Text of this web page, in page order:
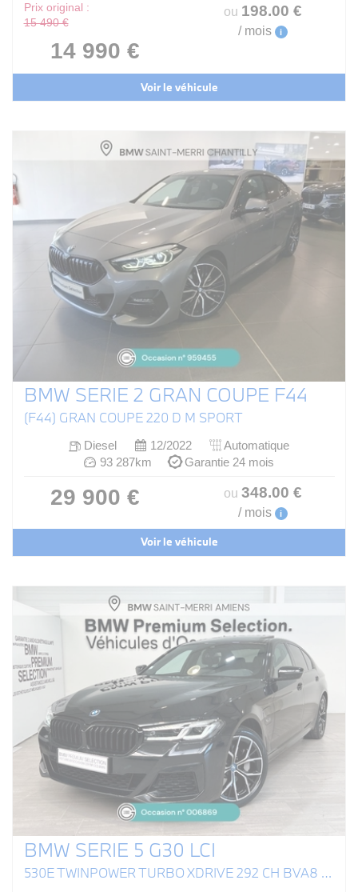
Prix original :
15 490 €
14 990 €
ou 198.00 €
/ mois i
Voir le véhicule
BMW SERIE 2 GRAN COUPE F44
(F44) GRAN COUPE 220 D M SPORT
Diesel 12/2022
Automatique
93 287km
Garantie 24 mois
29 900 € ou 348.00 €
/ mois i
Voir le véhicule
BMW SERIE 5 G30 LCI
530E TWINPOWER TURBO XDRIVE 292 CH BVA8 M SPORT